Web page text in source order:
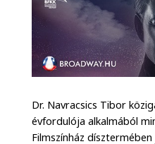
Dr. Navracsics Tibor
évfordulója alkalmából
Filmszínház dísztermében